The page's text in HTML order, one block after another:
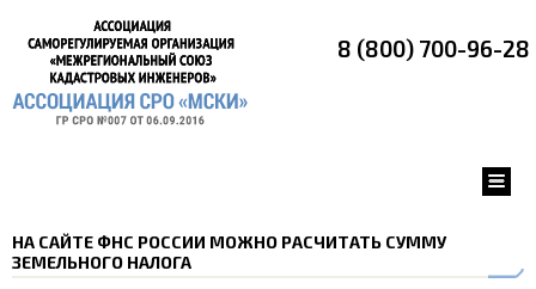
8 (800) 700-96-28
НА САЙТЕ ФНС РОССИИ МОЖНО РАСЧИТАТЬ СУММУ
ЗЕМЕЛЬНОГО НАЛОГА